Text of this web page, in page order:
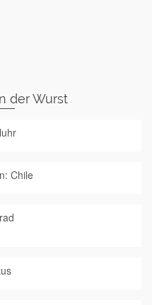
der Wurst
Chile